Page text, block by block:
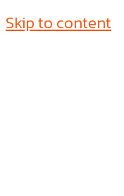
Skip to content